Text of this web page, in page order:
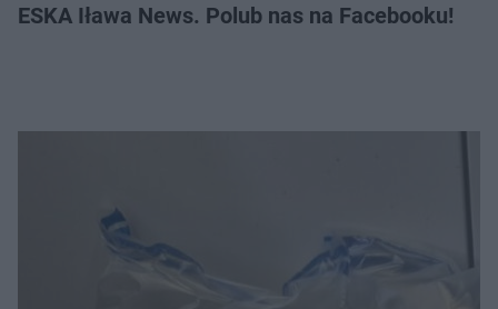
ESKA Iława News. Polub nas na Facebooku!